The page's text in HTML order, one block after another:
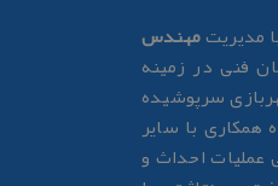
مدیریتمهندس
فنی در زمینه
سرپوشیده
همکاری با سایر
عملیات احداث و